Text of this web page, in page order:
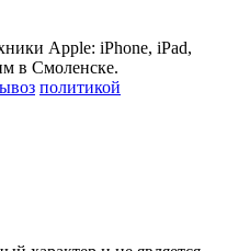
Apple: iPhone, iPad,
в Смоленске.
политикой